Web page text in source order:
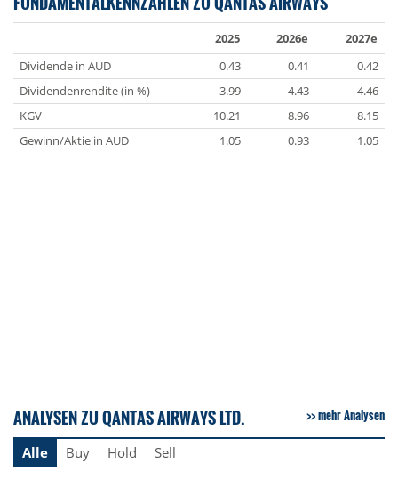
2025 2026e
2027e
Dividende in AUD
0.43 0.41
0.42
Dividendenrendite (in %)
3.99 4.43
4.46
KGV
10.21 8.96
8.15
Gewinn/Aktie in AUD
1.05 0.93 1.05
ANALYSEN ZU QANTAS AIRWAYS LTD. mehr Analysen
Alle Buy Hold Sell